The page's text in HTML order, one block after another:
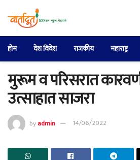
होम देश विदेश राजकीय महाराष्ट्र
मुरूम व परिसरात
उत्साहात साजरा
byadmin 14/06/2022